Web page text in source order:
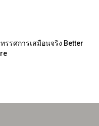
รรศการเสมือนจริง Better